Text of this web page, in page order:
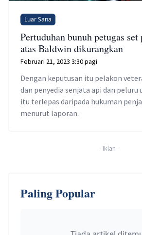
Luar Sana
Pertuduhan bunuh petugas set
atas Baldwin dikurangkan
Februari 21, 2023 3:30 pagi
Dengan keputusan itu pelakon
dan penyedia senjata api dan
itu terlepas daripada hukuman
menurut laporan.
- Iklan -
Paling Popular